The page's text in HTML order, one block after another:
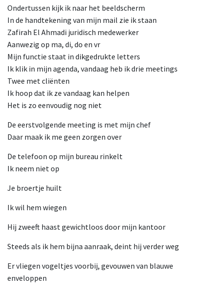
Ondertussen kijk ik naar het beeldscherm
In de handtekening van mijn mail zie ik staan
Zafirah El Ahmadi juridisch medewerker
Aanwezig op ma, di, do en vr
Mijn functie staat in dikgedrukte letters
Ik klik in mijn agenda, vandaag heb ik drie meetings
Twee met cliënten
Ik hoop dat ik ze vandaag kan helpen
Het is zo eenvoudig nog niet
De eerstvolgende meeting is met mijn chef
Daar maak ik me geen zorgen over
De telefoon op mijn bureau rinkelt
Ik neem niet op
Je broertje huilt
Ik wil hem wiegen
Hij zweeft haast gewichtloos door mijn kantoor
Steeds als ik hem bijna aanraak, deint hij verder weg
Er vliegen vogeltjes voorbij, gevouwen van blauwe
enveloppen